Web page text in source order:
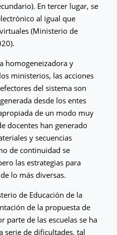
En tercer lugar, se
al igual que
(Ministerio de
homogeneizadora y
ministerios, las acciones
del sistema son
desde los entes
de un modo muy
docentes han generado
y secuencias
de continuidad se
las estrategias para
lo más diversas.
de Educación de la
de la propuesta de
parte de las escuelas se ha
serie de dificultades, tal